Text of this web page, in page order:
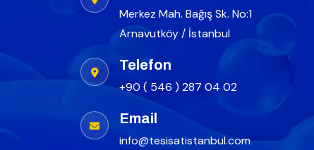
Merkez Mah. Bağış Sk. No:1
Arnavutköy / İstanbul
Telefon
+90 ( 546 ) 287 04 02
Email
info@tesisatistanbul.com